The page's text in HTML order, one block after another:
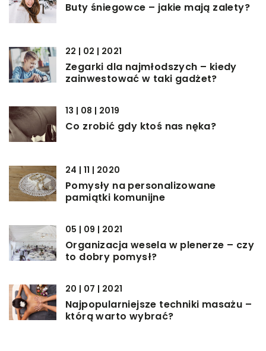
Buty śniegowce – jakie mają zalety?
22 | 02 | 2021
Zegarki dla najmłodszych – kiedy
zainwestować w taki gadżet?
13 | 08 | 2019
Co zrobić gdy ktoś nas nęka?
24 | 11 | 2020
Pomysły na personalizowane
pamiątki komunijne
05 | 09 | 2021
Organizacja wesela w plenerze – czy
to dobry pomysł?
20 | 07 | 2021
Najpopularniejsze techniki masażu –
którą warto wybrać?